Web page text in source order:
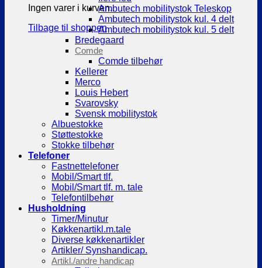
Ingen varer i kurven.
Tilbage til shoppen
Ambutech mobilitystok Teleskop
Ambutech mobilitystok kul. 4 delt
Ambutech mobilitystok kul. 5 delt
Bredegaard
Comde
Comde tilbehør
Kellerer
Merco
Louis Hebert
Svarovsky
Svensk mobilitystok
Albuestokke
Støttestokke
Stokke tilbehør
Telefoner
Fastnettelefoner
Mobil/Smart tlf.
Mobil/Smart tlf. m. tale
Telefontilbehør
Husholdning
Timer/Minutur
Køkkenartikl.m.tale
Diverse køkkenartikler
Artikler/ Synshandicap.
Artikl./andre handicap